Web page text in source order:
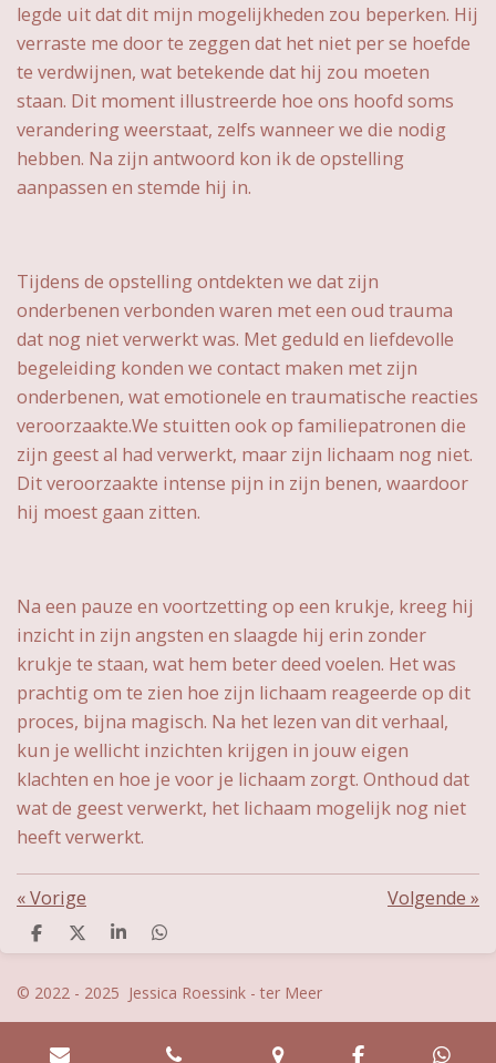
legde uit dat dit mijn mogelijkheden zou beperken. Hij
verraste me door te zeggen dat het niet per se hoefde
te verdwijnen, wat betekende dat hij zou moeten
staan. Dit moment illustreerde hoe ons hoofd soms
verandering weerstaat, zelfs wanneer we die nodig
hebben. Na zijn antwoord kon ik de opstelling
aanpassen en stemde hij in.
Tijdens de opstelling ontdekten we dat zijn
onderbenen verbonden waren met een oud trauma
dat nog niet verwerkt was. Met geduld en liefdevolle
begeleiding konden we contact maken met zijn
onderbenen, wat emotionele en traumatische reacties
veroorzaakte.We stuitten ook op familiepatronen die
zijn geest al had verwerkt, maar zijn lichaam nog niet.
Dit veroorzaakte intense pijn in zijn benen, waardoor
hij moest gaan zitten.
Na een pauze en voortzetting op een krukje, kreeg hij
inzicht in zijn angsten en slaagde hij erin zonder
krukje te staan, wat hem beter deed voelen. Het was
prachtig om te zien hoe zijn lichaam reageerde op dit
proces, bijna magisch. Na het lezen van dit verhaal,
kun je wellicht inzichten krijgen in jouw eigen
klachten en hoe je voor je lichaam zorgt. Onthoud dat
wat de geest verwerkt, het lichaam mogelijk nog niet
heeft verwerkt.
«Vorige Volgende »
D
e
e
D
e
l
S
h
r
D
e
e
© 2022 - 2025 Jessica Roessink - ter Meer